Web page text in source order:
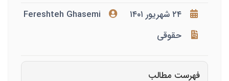
۲۴ شهریور ۱۴۰۱
Fereshteh Ghasemi
حقوقی
فهرست مطالب